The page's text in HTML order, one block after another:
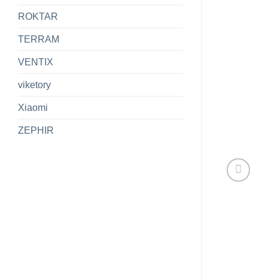
ROKTAR
TERRAM
VENTIX
viketory
Xiaomi
ZEPHIR